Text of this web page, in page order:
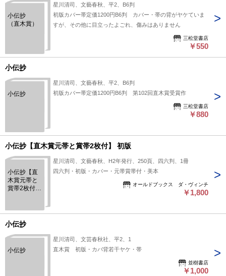
小伝抄
（直木賞）
星川清司、文藝春秋、平2、B6判
初版カバー帯定価1200円B6判 カバー・帯の背がヤケていま
すが、その他に目立ったよごれ、傷みはありません
三松堂書店
￥550
小伝抄
小伝抄
星川清司、文藝春秋、平2、B6判
初版カバー帯定価1200円B6判 第102回直木賞受賞作
三松堂書店
￥880
小伝抄【直木賞元帯と賞帯2枚付】 初版
小伝抄【直
木賞元帯と
賞帯2枚付】
星川清司、文藝春秋、H2年発行、250頁、四六判、1冊
四六判・初版・カバー・元帯賞帯付・美本
オールドブックス ダ・ヴィンチ
￥1,800
小伝抄
小伝抄
星川清司、文芸春秋社、平2、1
直木賞 初版・カバ背若干ヤケ・帯
並樹書店
￥1,000